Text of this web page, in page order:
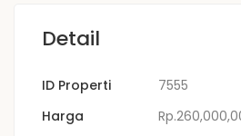
Detail
ID Properti
7555
Harga